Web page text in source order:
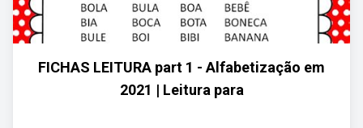
FICHAS LEITURA part 1 - Alfabetização em
2021 | Leitura para